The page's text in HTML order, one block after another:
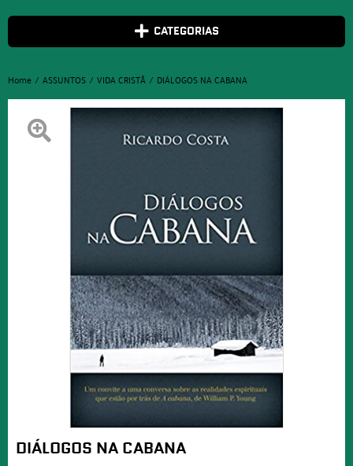
CATEGORIAS
Home ASSUNTOS VIDA CRISTÃ DIÁLOGOS NA CABANA
DIÁLOGOS NA CABANA